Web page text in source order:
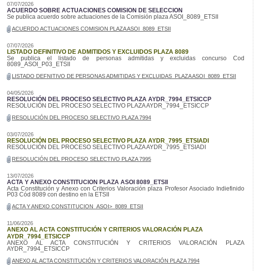
07/07/2026
ACUERDO SOBRE ACTUACIONES COMISION DE SELECCION
Se publica acuerdo sobre actuaciones de la Comisión plaza ASOI_8089_ETSII
ACUERDO ACTUACIONES COMISION PLAZA ASOI_8089_ETSII
07/07/2026
LISTADO DEFINITIVO DE ADMITIDOS Y EXCLUIDOS PLAZA 8089
Se publica el listado de personas admitidas y excluidas concurso Cod
8089_ASOI_P03_ETSII
LISTADO DEFNITIVO DE PERSONAS ADMITIDAS Y EXCLUIDAS_PLAZA ASOI_8089_ETSII
04/05/2026
RESOLUCIÓN DEL PROCESO SELECTIVO PLAZA AYDR_7994_ETSICCP
RESOLUCIÓN DEL PROCESO SELECTIVO PLAZA AYDR_7994_ETSICCP
RESOLUCIÓN DEL PROCESO SELECTIVO PLAZA 7994
03/07/2026
RESOLUCIÓN DEL PROCESO SELECTIVO PLAZA AYDR_7995_ETSIADI
RESOLUCIÓN DEL PROCESO SELECTIVO PLAZA AYDR_7995_ETSIADI
RESOLUCIÓN DEL PROCESO SELECTIVO PLAZA 7995
13/07/2026
ACTA Y ANEXO CONSTITUCION PLAZA ASOI 8089_ETSII
Acta Constitución y Anexo con Criterios Valoración plaza Profesor Asociado Indiefinido
P03 Cód 8089 con destino en la ETSII
ACTA Y ANEXO CONSTITUCION_ASOI>_8089_ETSII
11/06/2026
ANEXO AL ACTA CONSTITUCIÓN Y CRITERIOS VALORACIÓN PLAZA
AYDR_7994_ETSICCP
ANEXO AL ACTA CONSTITUCIÓN Y CRITERIOS VALORACIÓN PLAZA
AYDR_7994_ETSICCP
ANEXO AL ACTA CONSTITUCIÓN Y CRITERIOS VALORACIÓN PLAZA 7994